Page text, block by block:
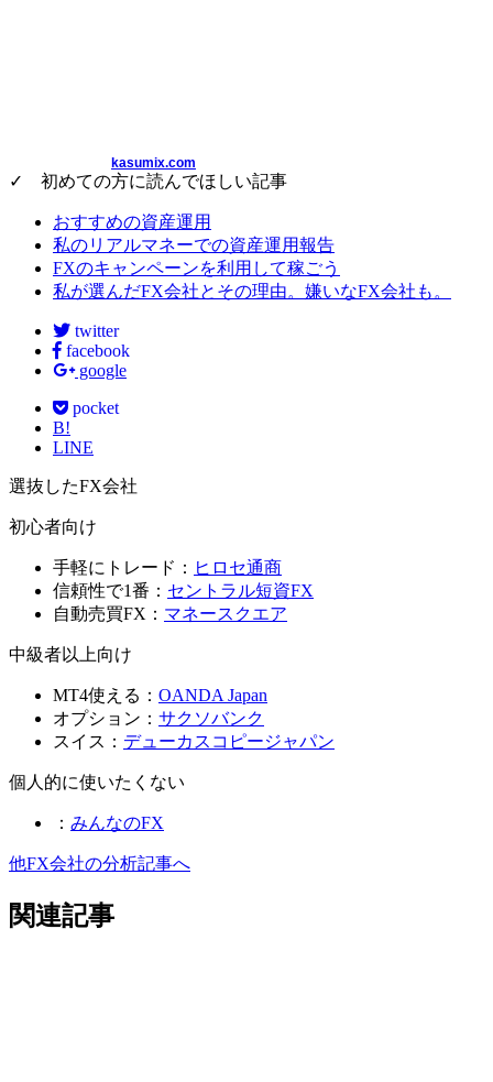
kasumix.com
✓ 初めての方に読んでほしい記事
おすすめの資産運用
私のリアルマネーでの資産運用報告
FXのキャンペーンを利用して稼ごう
私が選んだFX会社とその理由。嫌いなFX会社も。
twitter
facebook
google
pocket
B!
LINE
選抜したFX会社
初心者向け
手軽にトレード： ヒロセ通商
信頼性で1番： セントラル短資FX
自動売買FX： マネースクエア
中級者以上向け
MT4使える： OANDA Japan
オプション： サクソバンク
スイス： デューカスコピージャパン
個人的に使いたくない
： みんなのFX
他FX会社の分析記事へ
関連記事